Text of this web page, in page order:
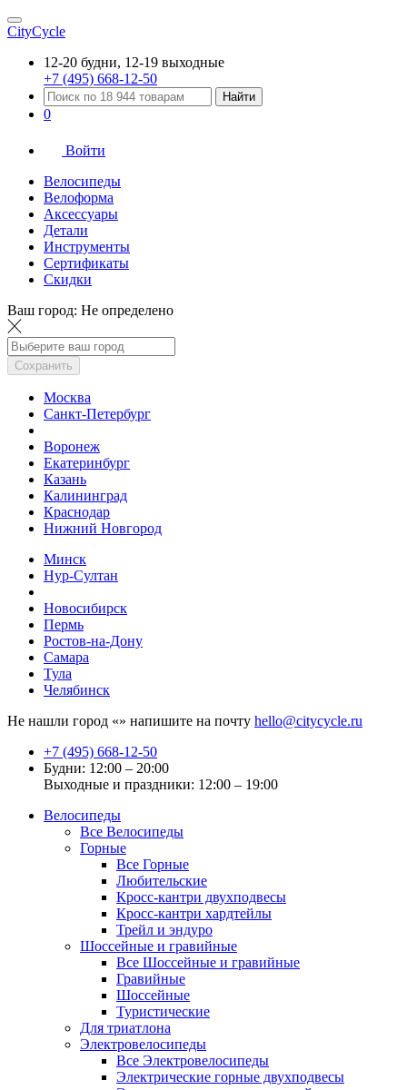
CityCycle
12-20 будни, 12-19 выходные
+7 (495) 668-12-50
Найти
0
Войти
Велосипеды
Велоформа
Аксессуары
Детали
Инструменты
Сертификаты
Скидки
Ваш город: Не определено
Сохранить
Москва
Санкт-Петербург
Воронеж
Екатеринбург
Казань
Калининград
Краснодар
Нижний Новгород
Минск
Нур-Султан
Новосибирск
Пермь
Ростов-на-Дону
Самара
Тула
Челябинск
Не нашли город «» напишите на почту hello@citycycle.ru
+7 (495) 668-12-50
Будни: 12:00 – 20:00
Выходные и праздники: 12:00 – 19:00
Велосипеды
Все Велосипеды
Горные
Все Горные
Любительские
Кросс-кантри двухподвесы
Кросс-кантри хардтейлы
Трейл и эндуро
Шоссейные и гравийные
Все Шоссейные и гравийные
Гравийные
Шоссейные
Туристические
Для триатлона
Электровелосипеды
Все Электровелосипеды
Электрические горные двухподвесы